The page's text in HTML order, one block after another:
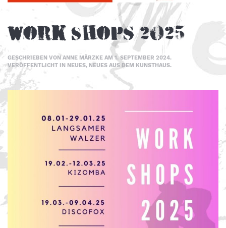
Work Shops 2025
GESCHRIEBEN VON ANNE MÄRZKE AM1. SEPTEMBER 2024.
VERÖFFENTLICHT IN NEUES, NEUES AUS DEM KUNSTHAUS.